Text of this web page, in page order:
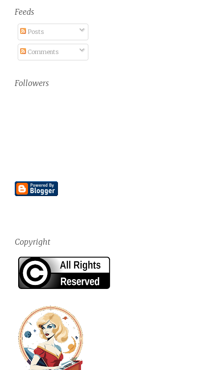
Feeds
Posts
Comments
Followers
Copyright